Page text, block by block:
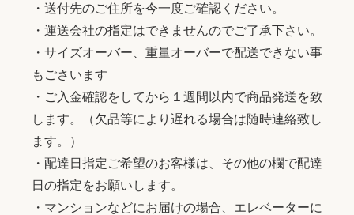
・送付先のご住所を今一度ご確認ください。
・運送会社の指定はできませんのでご了承下さい。
・サイズオーバー、重量オーバーで配送できない事
もごさいます
・ご入金確認をしてから１週間以内で商品発送を致
します。（欠品等により遅れる場合は随時連絡致し
ます。）
・配達日指定ご希望のお客様は、その他の欄で配達
日の指定をお願いします。
・マンションなどにお届けの場合、エレベーターに